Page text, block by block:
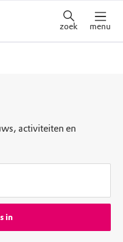
zoek menu
activiteiten en
in